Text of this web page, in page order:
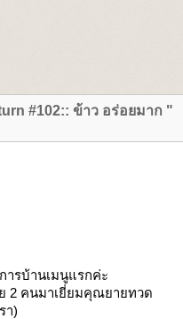
#102:: ข้าว อร่อยมาก "
รบ้านเมนูแรกค่ะ
2 คนมาเยี่ยมคุณยายทวด
า)